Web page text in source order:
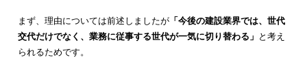
まず、理由については前述しましたが「今後の建設業界では、世代
交代だけでなく、業務に従事する世代が一気に切り替わる」 と考え
られるためです。